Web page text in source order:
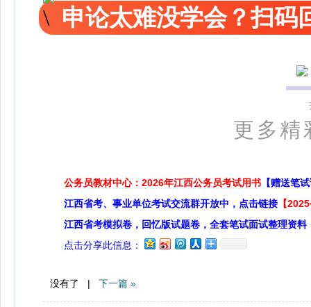
申论太难没学会？扫码
更多精
公务员教材中心：2026年江西公务员考试用书 【赠送笔
江西省考、事业单位考试交流群开放中，点击链接 【
江西省考模拟卷，回忆版试题卷，全套笔试面试整理资料
点击分享此信息：
没有了 | 下一篇 »